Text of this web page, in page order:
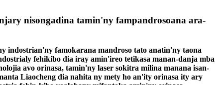
nisongadina tamin'ny fampandrosoana ara-
indostrian'ny famokarana mandroso tato anatin'ny taona
fehikibo dia iray amin'ireo tetikasa manan-danja mba
avo orinasa, tamin'ny laser sokitra milina manana isan-
Liaocheng dia nahita ny mety ho an'ity orinasa ity ary